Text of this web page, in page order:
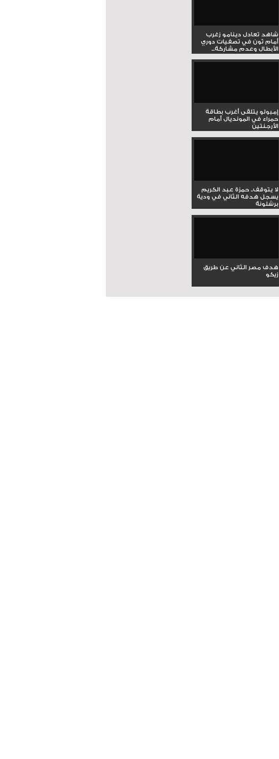
شاهد تعادل دينامو زغرب
أمام ثون في تصفيات دوري
الأبطال وعدم مشاركة...
إمبولو يتلقى أغرب بطاقة
حمراء في المونديال أمام
الأرجنتين
لا يتوقف.. حمزة عبد الكريم
يسجل هدفه الثاني في ودية
برشلونة
هدف مصر الثاني عن طريق
زيكو